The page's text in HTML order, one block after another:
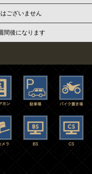
ございません
間後になります